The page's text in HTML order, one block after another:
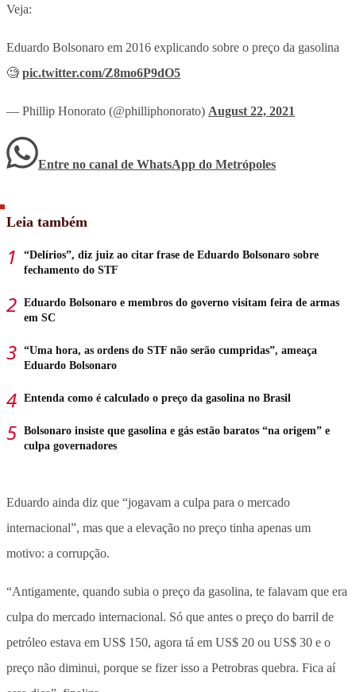
Veja:
Eduardo Bolsonaro em 2016 explicando sobre o preço da gasolina
🧐 pic.twitter.com/Z8mo6P9dO5
— Phillip Honorato (@philliphonorato) August 22, 2021
Entre no canal de WhatsApp do Metrópoles
Leia também
“Delírios”, diz juiz ao citar frase de Eduardo Bolsonaro sobre
fechamento do STF
Eduardo Bolsonaro e membros do governo visitam feira de armas
em SC
“Uma hora, as ordens do STF não serão cumpridas”, ameaça
Eduardo Bolsonaro
Entenda como é calculado o preço da gasolina no Brasil
Bolsonaro insiste que gasolina e gás estão baratos “na origem” e
culpa governadores
Eduardo ainda diz que “jogavam a culpa para o mercado
internacional”, mas que a elevação no preço tinha apenas um
motivo: a corrupção.
“Antigamente, quando subia o preço da gasolina, te falavam que era
culpa do mercado internacional. Só que antes o preço do barril de
petróleo estava em US$ 150, agora tá em US$ 20 ou US$ 30 e o
preço não diminui, porque se fizer isso a Petrobras quebra. Fica aí